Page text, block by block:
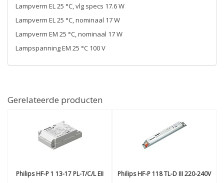
Lampverm EL 25 °C, vlg specs 17.6 W
Lampverm EL 25 °C, nominaal 17 W
Lampverm EM 25 °C, nominaal 17 W
Lampspanning EM 25 °C 100 V
Gerelateerde producten
PhilipsHF-P 1 13-17 PL-T/C/L EII PhilipsHF-P 118 TL-D III 220-240V